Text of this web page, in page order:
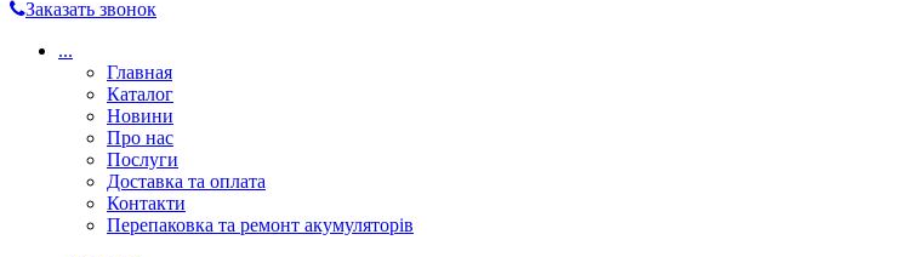
Заказать звонок
...
Главная
Каталог
Новини
Про нас
Послуги
Доставка та оплата
Контакти
Перепаковка та ремонт акумуляторів